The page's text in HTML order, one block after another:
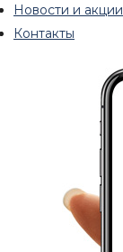
Новости и акции
Контакты